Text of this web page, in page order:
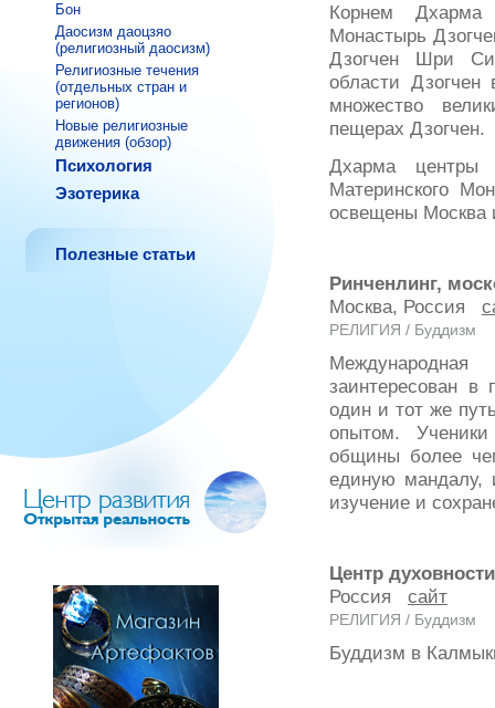
Бон
Даосизм даоцзяо
(религиозный даосизм)
Религиозные течения
(отдельных стран и
регионов)
Новые религиозные
движения (обзор)
Психология
Эзотерика
Полезные статьи
Корнем
Монастырь
Дзогчен Шри
области Дзогчен
множество
пещерах Дзогчен.
Дхарма
Материнского
освещены Москва
Ринченлинг,
Москва, Россия
РЕЛИГИЯ / Буддизм
заинтересован в
один и тот же
опытом.
общины более
единую мандалу,
изучение и
Центр
Россия сайт
РЕЛИГИЯ / Буддизм
Буддизм в